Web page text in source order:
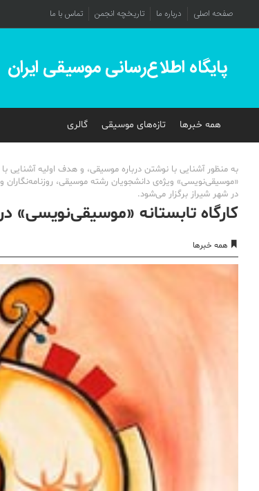
صفحه اصلی درباره ما تاریخچه انجمن تماس با ما
پایگاه اطلاع‌رسانی موسیقی ایران
همه خبرها تازه‌های موسیقی گالری
به منظور آشنایی با نوشتن درباره موسیقی، و هدف اولیه آشنایی
در شهر شیراز برگزار می‌شود.
کارگاه تابستانه «موسیقی‌نویسى»
همه خبرها